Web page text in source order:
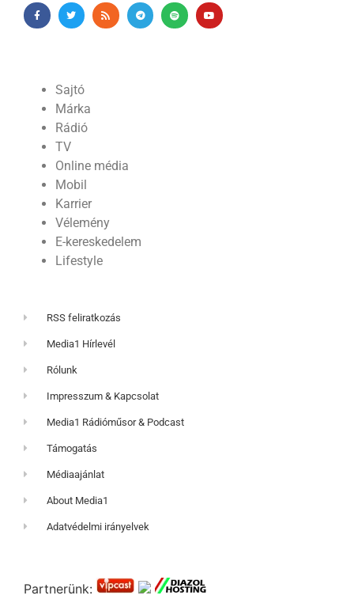
Sajtó
Márka
Rádió
TV
Online média
Mobil
Karrier
Vélemény
E-kereskedelem
Lifestyle
RSS feliratkozás
Media1 Hírlevél
Rólunk
Impresszum & Kapcsolat
Media1 Rádióműsor & Podcast
Támogatás
Médiaajánlat
About Media1
Adatvédelmi irányelvek
Partnerünk: